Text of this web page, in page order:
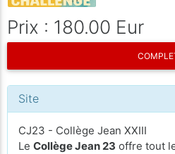
Prix : 180.00 Eur
Site
CJ23 - Collège Jean XXIII
Le Collège Jean 23 offre tout